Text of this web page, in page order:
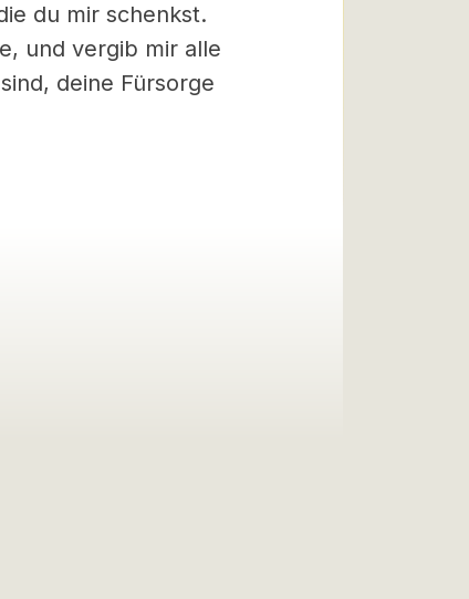
du mir schenkst.
und vergib mir alle
deine Fürsorge